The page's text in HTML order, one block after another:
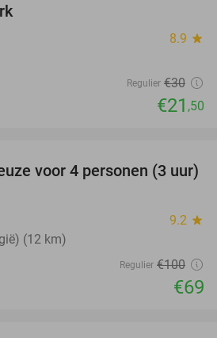
8.9 star
Regulier €30
€21 ,50
31%
voor 4 personen (3 uur)
9.2 star
(12 km)
Regulier €100
€69